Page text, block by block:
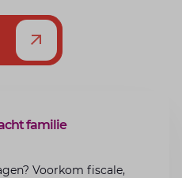
familie
Voorkom fiscale,